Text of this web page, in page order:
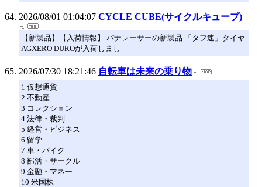
2026/08/01 01:04:07 CYCLE CUBE(サイクルキューブ)
【新製品】【入荷情報】 パナレーサーの新製品 「タフ速」タイヤ
AGXERO DUROが入荷しまし
2026/07/30 18:21:46 自転車は未来の乗り物
1 仮想通貨
2 不動産
3 コレクション
4 法律・裁判
5 経営・ビジネス
6 留学
7 車・バイク
8 部活・サークル
9 金融・マネー
10 米国株